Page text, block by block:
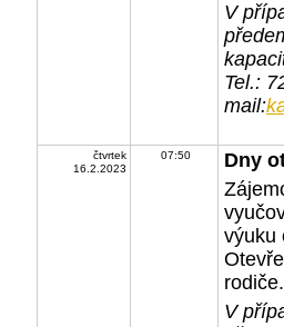
V
Tel.:
mail:
čtvrtek
16.2.2023
07:50
Dny
výuku
rodiče.
V